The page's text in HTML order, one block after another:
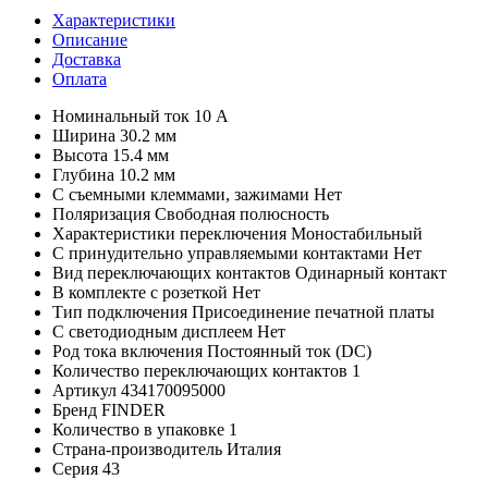
Характеристики
Описание
Доставка
Оплата
Номинальный ток 10 А
Ширина 30.2 мм
Высота 15.4 мм
Глубина 10.2 мм
С съемными клеммами, зажимами Нет
Поляризация Свободная полюсность
Характеристики переключения Моностабильный
С принудительно управляемыми контактами Нет
Вид переключающих контактов Одинарный контакт
В комплекте с розеткой Нет
Тип подключения Присоединение печатной платы
С светодиодным дисплеем Нет
Род тока включения Постоянный ток (DC)
Количество переключающих контактов 1
Артикул 434170095000
Бренд FINDER
Количество в упаковке 1
Страна-производитель Италия
Серия 43